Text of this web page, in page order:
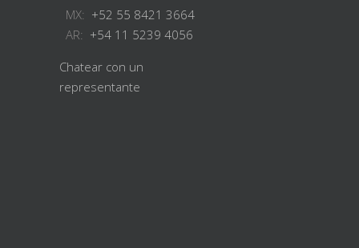
MX: +52 55 8421 3664
AR: +54 11 5239 4056
Chatear con un
representante